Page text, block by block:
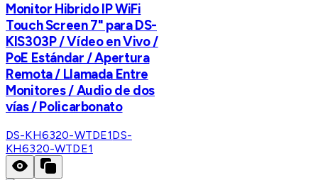
Monitor Hibrido IP WiFi
Touch Screen 7" para DS-
KIS303P / Vídeo en Vivo /
PoE Estándar / Apertura
Remota / Llamada Entre
Monitores / Audio de dos
vías / Policarbonato
DS-KH6320-WTDE1DS-
KH6320-WTDE1